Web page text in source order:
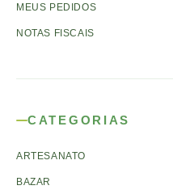
MEUS PEDIDOS
NOTAS FISCAIS
CATEGORIAS
ARTESANATO
BAZAR